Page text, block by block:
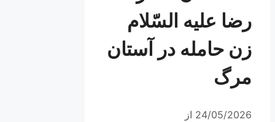
رضا عليه السّلام
زن حامله در آستان
مرگ
24/05/2026 از